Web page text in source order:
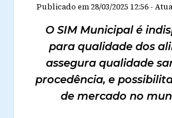
Publicado em 28/03/2025 12:56-
O SIM Municipal é
para qualidade dos
assegura qualidade
procedência, e
de mercado no